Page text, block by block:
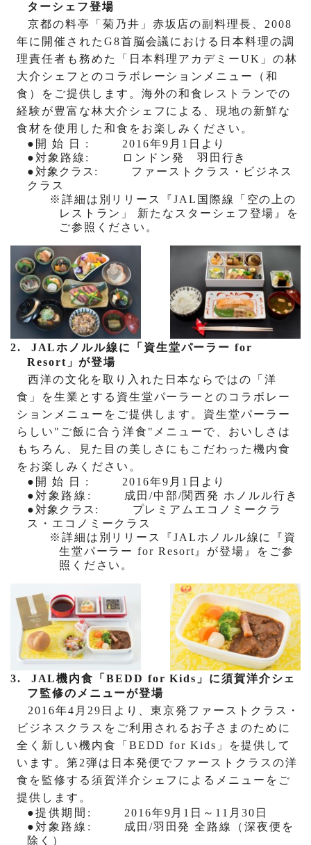
ターシェフ登場
京都の料亭「菊乃井」赤坂店の副料理長、 2008
年に開催された G8首脳会議における日本料理の調
理責任者も務めた
「日本料理アカデミーUK 」の林
大介 シェフとのコラボレーションメニュー（和
食）をご提供します。海外の和食レストランでの
経験が豊富な林大介シェフによる、現地の新鮮な
食材を使用した和食をお楽しみください。
● 開始日 : 2016年9 月 1 日より
● 対象路線 :
ロンドン発 羽田行き
● 対象クラス :
ファーストクラス・ビジネス
クラス
※詳細は別リリース『JAL 国際線「空の上の
レストラン」 新たなスターシェフ登場』を
ご参照ください。
2. JALホノルル線に「資生堂パーラー for
Resort 」が登場
西洋の文化を取り入れた 日本ならではの「洋
食」を生業とする資生堂パーラー とのコラボレー
ションメニューをご提供します。 資生堂パーラー
らしい"ご飯に合う洋食"メニューで、おいしさは
もちろん、見た目の美しさにもこだわった機内食
をお楽しみください。
● 開始日 : 2016年9 月 1 日より
● 対象路線 : 成田 /中部/関西発 ホノルル行き
● 対象クラス :
プレミアムエコノミークラ
ス・エコノミークラス
※詳細は別リリース『JAL ホノルル線に『資
生堂パーラーfor Resort 』が登場』をご参
照ください。
3. JAL機内食「BEDD for Kids 」に須賀洋介シェ
フ監修のメニューが登場
2016年4 月 29 日より、東京発ファーストクラス・
ビジネスクラスをご利用されるお子さまのために
全く新しい機内食 「 BEDD for Kids 」を提供して
います。第2弾は日本発便でファーストクラスの洋
食を監修する須賀洋介シェフによるメニューをご
提供します。
●提供期間 : 2016年9 月 1 日～ 11 月 30 日
● 対象路線 : 成田 /羽田発 全路線（深夜便を
除く）